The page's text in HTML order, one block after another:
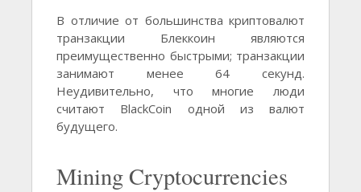
В отличие от большинства криптовалют
транзакции Блеккоин являются
преимущественно быстрыми; транзакции
занимают менее 64 секунд.
Неудивительно, что многие люди
считают BlackCoin одной из валют
будущего.
Mining Cryptocurrencies